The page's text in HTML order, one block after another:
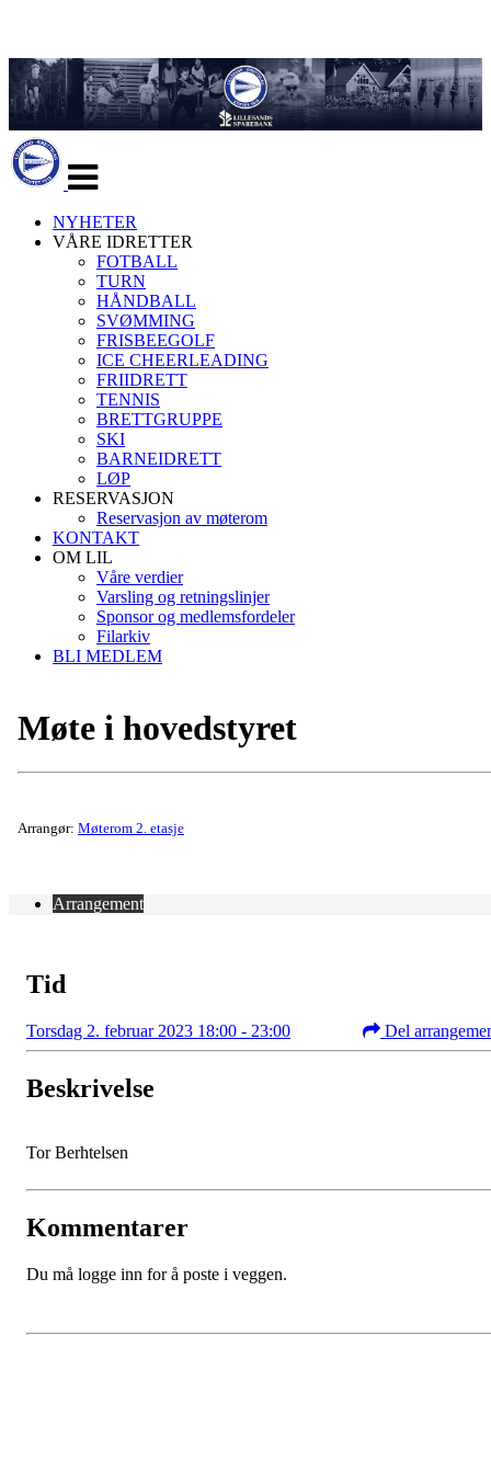
navigasjon
NYHETER
VÅRE IDRETTER
FOTBALL
TURN
HÅNDBALL
SVØMMING
FRISBEEGOLF
ICE CHEERLEADING
FRIIDRETT
TENNIS
BRETTGRUPPE
SKI
BARNEIDRETT
LØP
RESERVASJON
Reservasjon av møterom
KONTAKT
OM LIL
Våre verdier
Varsling og retningslinjer
Sponsor og medlemsfordeler
Filarkiv
BLI MEDLEM
Møte i hovedstyret
Arrangør: Møterom 2. etasje
Arrangement
Tid
Torsdag 2. februar 2023 18:00 - 23:00 Del
Beskrivelse
Tor Berhtelsen
Kommentarer
Du må logge inn for å poste i veggen.